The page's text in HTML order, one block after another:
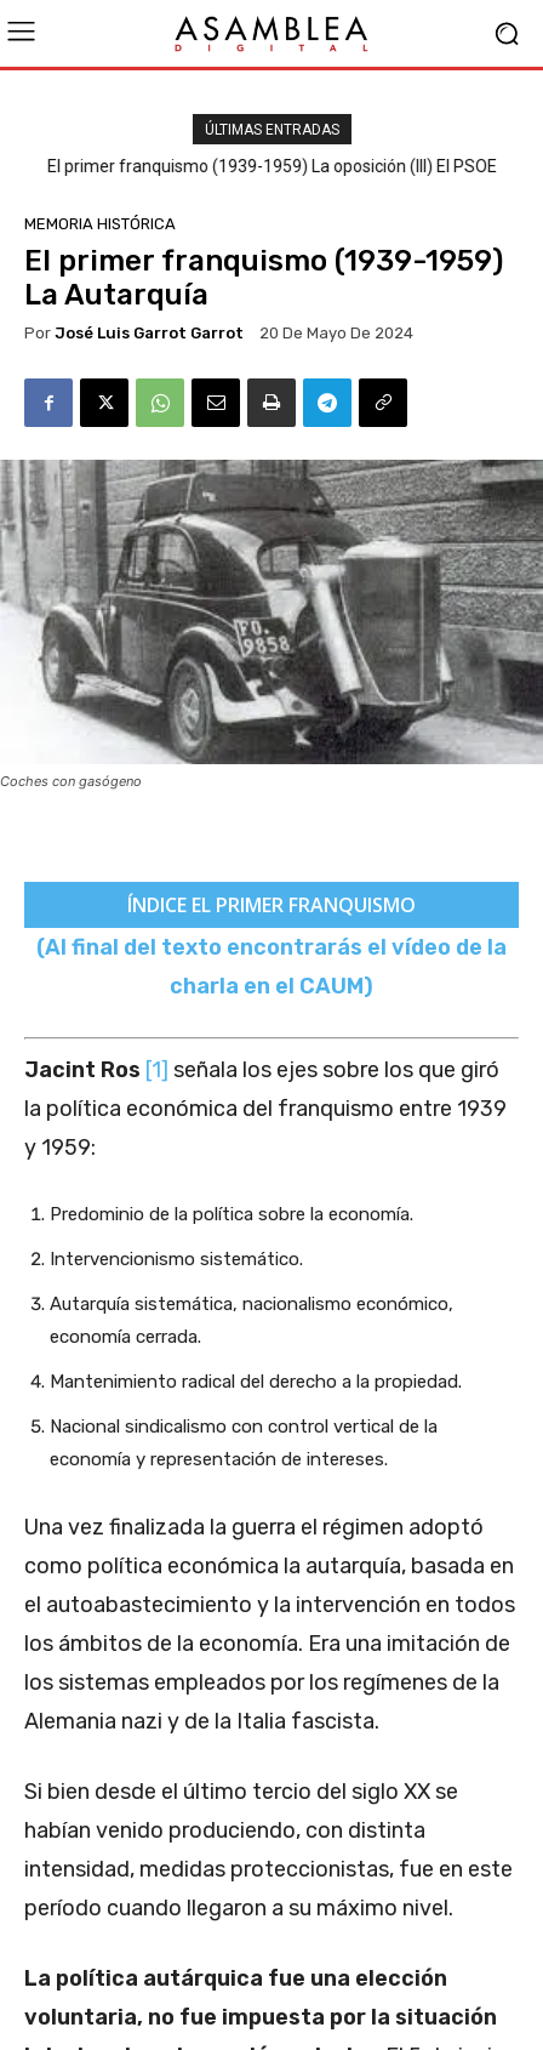
ÚLTIMAS ENTRADAS
El primer franquismo (1939-1959) La oposición (III) El PSOE
MEMORIA HISTÓRICA
El primer franquismo (1939-1959)
La Autarquía
Por José Luis Garrot Garrot 20 De Mayo De 2024
Coches con gasógeno
ÍNDICE EL PRIMER FRANQUISMO
(Al final del texto encontrarás el vídeo de la
charla en el CAUM)
Jacint Ros [1] señala los ejes sobre los que giró
la política económica del franquismo entre 1939
y 1959:
Predominio de la política sobre la economía.
Intervencionismo sistemático.
Autarquía sistemática, nacionalismo económico,
economía cerrada.
Mantenimiento radical del derecho a la propiedad.
Nacional sindicalismo con control vertical de la
economía y representación de intereses.
Una vez finalizada la guerra el régimen adoptó
como política económica la autarquía, basada en
el autoabastecimiento y la intervención en todos
los ámbitos de la economía. Era una imitación de
los sistemas empleados por los regímenes de la
Alemania nazi y de la Italia fascista.
Si bien desde el último tercio del siglo XX se
habían venido produciendo, con distinta
intensidad, medidas proteccionistas, fue en este
período cuando llegaron a su máximo nivel.
La política autárquica fue una elección
voluntaria, no fue impuesta por la situación